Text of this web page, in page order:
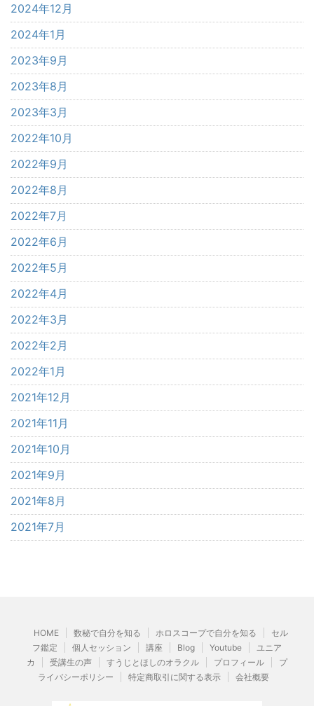
2024年12月
2024年1月
2023年9月
2023年8月
2023年3月
2022年10月
2022年9月
2022年8月
2022年7月
2022年6月
2022年5月
2022年4月
2022年3月
2022年2月
2022年1月
2021年12月
2021年11月
2021年10月
2021年9月
2021年8月
2021年7月
HOME 数秘で自分を知る ホロスコープで自分を知る
セル
フ鑑定
個人セッション 講座 Blog Youtube
ユニア
カ
受講生の声 すうじとほしのオラクル プロフィール
プ
ライバシーポリシー
特定商取引に関する表示 会社概要